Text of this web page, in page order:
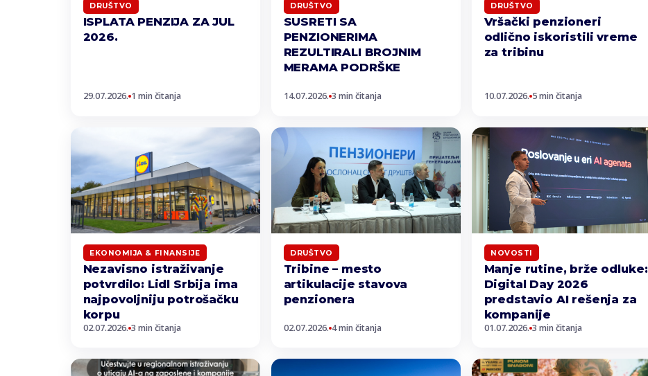
DRUŠTVO
ISPLATA PENZIJA ZA JUL
2026.
29.07.2026. 1 min čitanja
DRUŠTVO
SUSRETI SA
PENZIONERIMA
REZULTIRALI BROJNIM
MERAMA PODRŠKE
14.07.2026. 3 min čitanja
DRUŠTVO
Vršački penzioneri
odlično iskoristili vreme
za tribinu
10.07.2026. 5 min čitanja
EKONOMIJA & FINANSIJE
Nezavisno istraživanje
potvrdilo: Lidl Srbija ima
najpovoljniju potrošačku
korpu
02.07.2026. 3 min čitanja
DRUŠTVO
Tribine – mesto
artikulacije stavova
penzionera
02.07.2026. 4 min čitanja
NOVOSTI
Manje rutine, brže odluke:
Digital Day 2026
predstavio AI rešenja za
kompanije
01.07.2026. 3 min čitanja